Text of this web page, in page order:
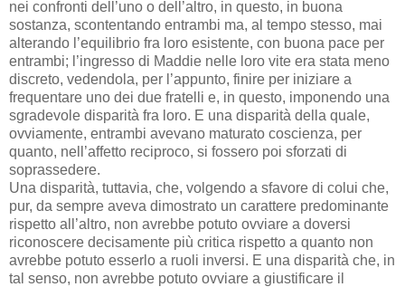
nei confronti dell’uno o dell’altro, in questo, in buona
sostanza, scontentando entrambi ma, al tempo stesso, mai
alterando l’equilibrio fra loro esistente, con buona pace per
entrambi; l’ingresso di Maddie nelle loro vite era stata meno
discreto, vedendola, per l’appunto, finire per iniziare a
frequentare uno dei due fratelli e, in questo, imponendo una
sgradevole disparità fra loro. E una disparità della quale,
ovviamente, entrambi avevano maturato coscienza, per
quanto, nell’affetto reciproco, si fossero poi sforzati di
soprassedere.
Una disparità, tuttavia, che, volgendo a sfavore di colui che,
pur, da sempre aveva dimostrato un carattere predominante
rispetto all’altro, non avrebbe potuto ovviare a doversi
riconoscere decisamente più critica rispetto a quanto non
avrebbe potuto esserlo a ruoli inversi. E una disparità che, in
tal senso, non avrebbe potuto ovviare a giustificare il